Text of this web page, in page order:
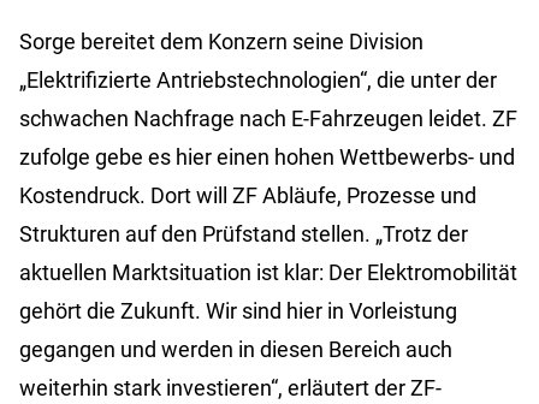
Sorge bereitet dem Konzern seine Division
„Elektrifizierte Antriebstechnologien“, die unter der
schwachen Nachfrage nach E-Fahrzeugen leidet. ZF
zufolge gebe es hier einen hohen Wettbewerbs- und
Kostendruck. Dort will ZF Abläufe, Prozesse und
Strukturen auf den Prüfstand stellen. „Trotz der
aktuellen Marktsituation ist klar: Der Elektromobilität
gehört die Zukunft. Wir sind hier in Vorleistung
gegangen und werden in diesen Bereich auch
weiterhin stark investieren“, erläutert der ZF-